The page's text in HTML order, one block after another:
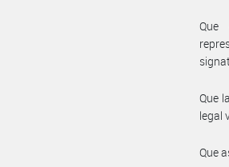
Que
Que
legal
Que